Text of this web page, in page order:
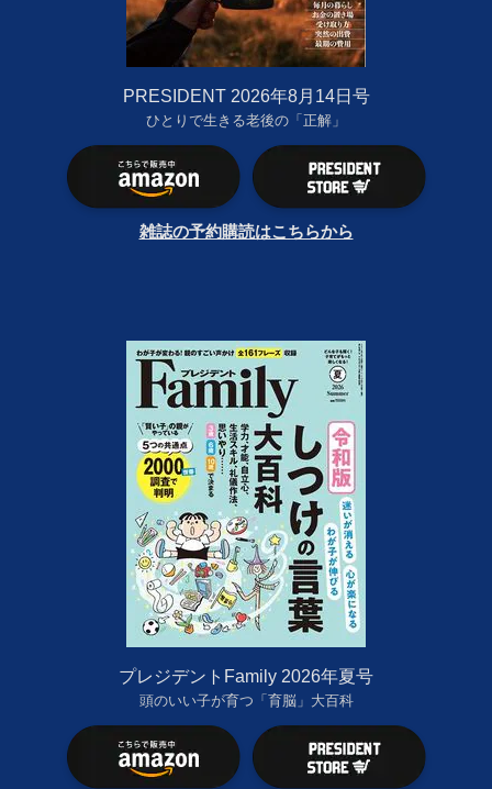
PRESIDENT 2026年8月14日号
ひとりで生きる老後の「正解」
雑誌の予約購読はこちらから
プレジデントFamily 2026年夏号
頭のいい子が育つ「育脳」大百科